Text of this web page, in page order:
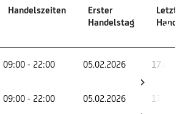
Handelszeiten
Erster
Handelstag
Letzter
Handelstag
09:00 - 22:00 05.02.2026
09:00 - 22:00 05.02.2026